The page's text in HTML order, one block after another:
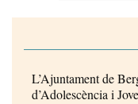
L’Ajuntament de
d’Adolescència i